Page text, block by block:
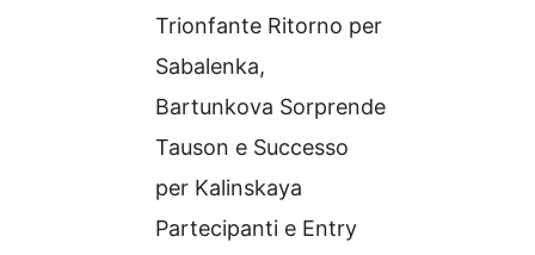
Trionfante Ritorno per
Sabalenka,
Bartunkova Sorprende
Tauson e Successo
per Kalinskaya
Partecipanti e Entry